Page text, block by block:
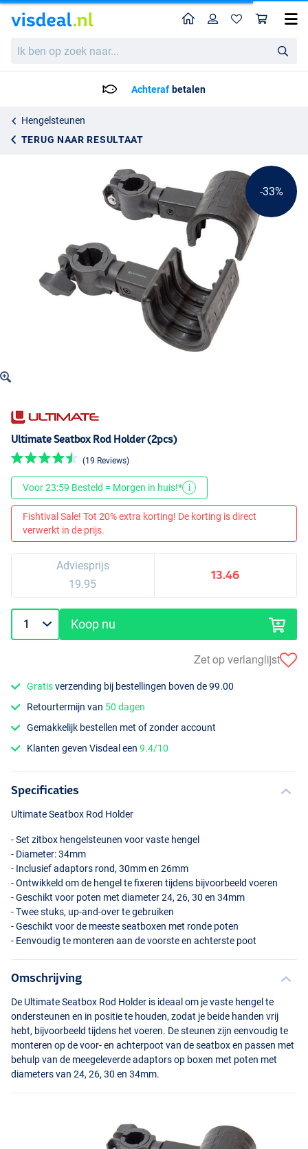
ben
HomeProfiel
Achteraf betalen
Hengelsteunen
TERUG NAAR RESULTAAT
Ultimate Seatbox Rod Holder (2pcs)
19.95
-33%
Ultimate Seatbox Rod Holder (2pcs)
(19 Reviews)
Voor 23:59 Besteld = Morgen in huis!* i
Fishtival Sale! Tot 20% extra korting! De korting is direct
verwerkt in de prijs.
Adviesprijs
19.95
13.46
Koop nu
Zet op verlanglijst
Gratisverzending bij bestellingen boven de 99.00
Retourtermijn van 50 dagen
Gemakkelijk bestellen met of zonder account
Klanten geven Visdeal een9.4/10
Specificaties
Ultimate Seatbox Rod Holder
- Set zitbox hengelsteunen voor vaste hengel
- Diameter: 34mm
- Inclusief adaptors rond, 30mm en 26mm
- Ontwikkeld om de hengel te fixeren tijdens bijvoorbeeld voeren
- Geschikt voor poten met diameter 24, 26, 30 en 34mm
- Twee stuks, up-and-over te gebruiken
- Geschikt voor de meeste seatboxen met ronde poten
- Eenvoudig te monteren aan de voorste en achterste poot
Omschrijving
De Ultimate Seatbox Rod Holder is ideaal om je vaste hengel te
ondersteunen en in positie te houden, zodat je beide handen vrij
hebt, bijvoorbeeld tijdens het voeren. De steunen zijn eenvoudig te
monteren op de voor- en achterpoot van de seatbox en passen met
behulp van de meegeleverde adaptors op boxen met poten met
diameters van 24, 26, 30 en 34mm.